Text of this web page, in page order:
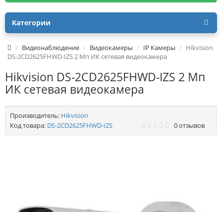
Категории
Видеонаблюдение Видеокамеры IP Камеры
Hikvision
DS-2CD2625FHWD-IZS 2 Мп ИК сетевая видеокамера
Hikvision DS-2CD2625FHWD-IZS 2 Мп
ИК сетевая видеокамера
Производитель: Hikvision
Код товара: DS-2CD2625FHWD-IZS 0 отзывов